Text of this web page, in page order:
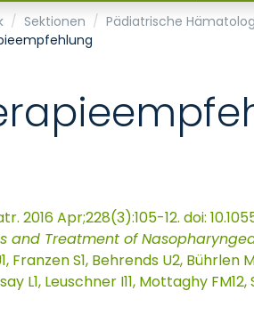
Kinder- und Jugendmedizin
Sektionen Pädiatrische
2016 Apr;228(3):105-12. doi:
and Treatment of
Franzen S1, Behrends U2,
L1, Leuschner I11, Mottaghy